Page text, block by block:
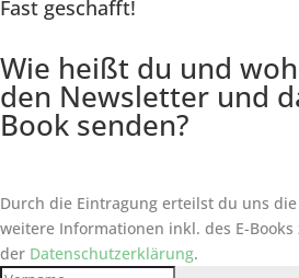
Fast geschafft!
Wie heißt du und
den Newsletter und
Book senden?
Durch die Eintragung erteilst du uns
weitere Informationen inkl. des E-Books
der Datenschutzerklärung.